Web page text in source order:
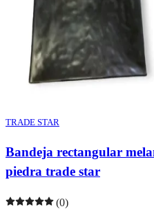
TRADE STAR
Bandeja rectangular
piedra trade star
(0)